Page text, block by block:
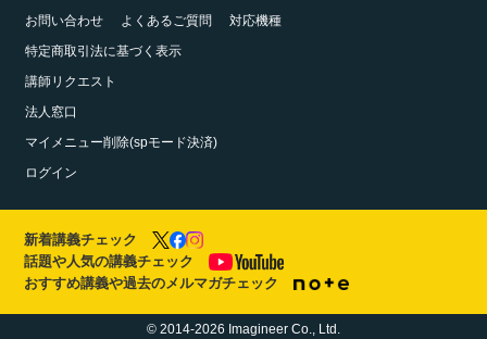
お問い合わせ
よくあるご質問
対応機種
特定商取引法に基づく表示
講師リクエスト
法人窓口
マイメニュー削除(spモード決済)
ログイン
新着講義チェック
話題や人気の講義チェック
おすすめ講義や過去のメルマガチェック
© 2014-2026 Imagineer Co., Ltd.